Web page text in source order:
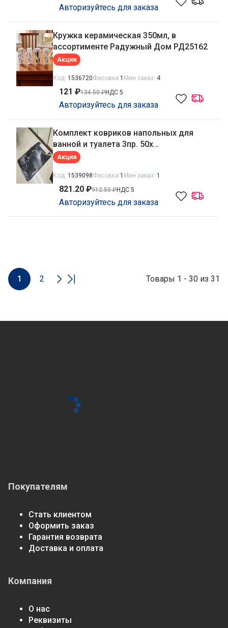
Авторизуйтесь для заказа
Кружка керамическая 350мл, в
ассортименте Радужный Дом РД25162
Акция
Код: 1536720Фасовка 1 Мин заказ: 4
134.50 ₽
121 ₽ НДС 5
Авторизуйтесь для заказа
Комплект ковриков напольных для
ванной и туалета 3пр. 50х
80см/40х50см/45х40см, велюр, кант, в
Акция
Код: 1539098Фасовка 1 Мин заказ: 1
912.50 ₽
821.20 ₽ НДС 5
Авторизуйтесь для заказа
Товары 1 - 30 из 31
1 2
Покупателям
Стать клиентом
Оформить заказ
Гарантия возврата
Доставка и оплата
Компания
О нас
Реквизиты